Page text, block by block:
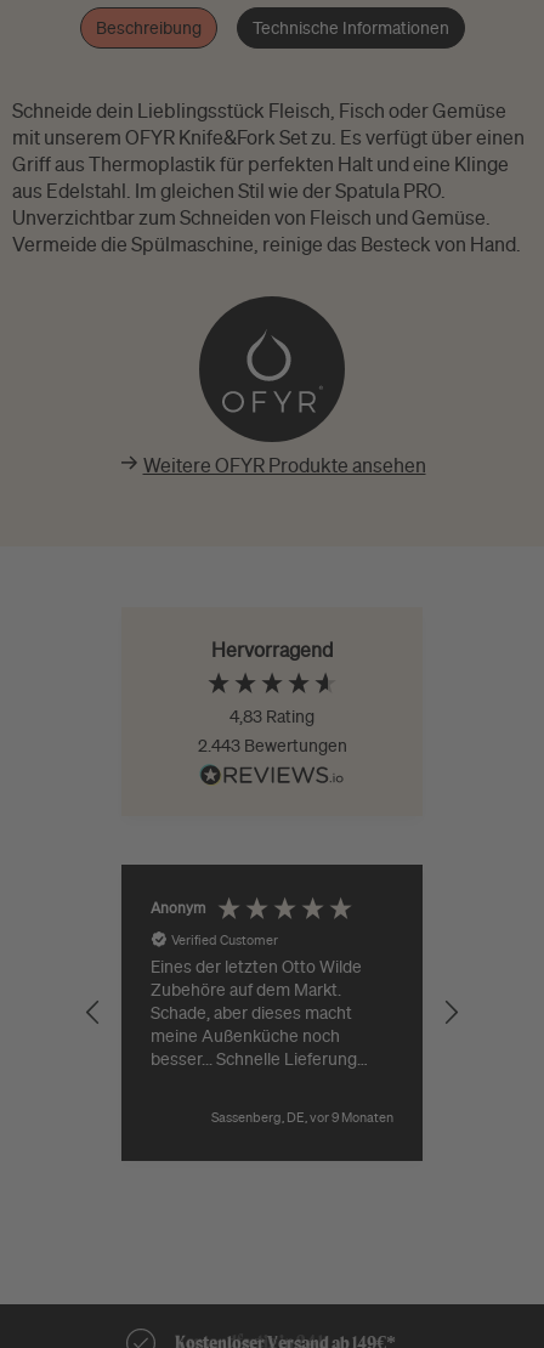
Beschreibung Technische Informationen
Schneide dein Lieblingsstück Fleisch, Fisch oder Gemüse
mit unserem OFYR Knife&Fork Set zu. Es verfügt über einen
Griff aus Thermoplastik für perfekten Halt und eine Klinge
aus Edelstahl. Im gleichen Stil wie der Spatula PRO.
Unverzichtbar zum Schneiden von Fleisch und Gemüse.
Vermeide die Spülmaschine, reinige das Besteck von Hand.
Weitere OFYR Produkte ansehen
Hervorragend
4,83 Rating
2.443 Bewertungen
Anonym
Verified Customer
Eines der letzten Otto Wilde
Zubehöre auf dem Markt.
Schade, aber dieses macht
meine Außenküche noch
besser... Schnelle Lieferung
Sassenberg, DE, vor 9 Monaten
Versandfertig in 24 h
Kostenloser Versand ab 149€*